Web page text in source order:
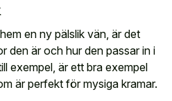
en ny pälslik vän, är det
den är och hur den passar in i
exempel, är ett bra exempel
är perfekt för mysiga kramar.